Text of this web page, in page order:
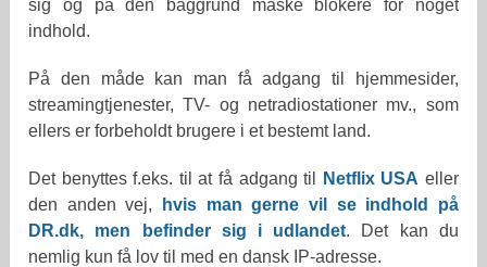
sig og på den baggrund måske blokere for noget
indhold.
På den måde kan man få adgang til hjemmesider,
streamingtjenester, TV- og netradiostationer mv., som
ellers er forbeholdt brugere i et bestemt land.
Det benyttes f.eks. til at få adgang til Netflix USA eller
den anden vej,
hvis man gerne vil se indhold på
DR.dk, men befinder sig i udlandet. Det kan du
nemlig kun få lov til med en dansk IP-adresse.